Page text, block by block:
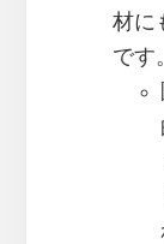
材に
です